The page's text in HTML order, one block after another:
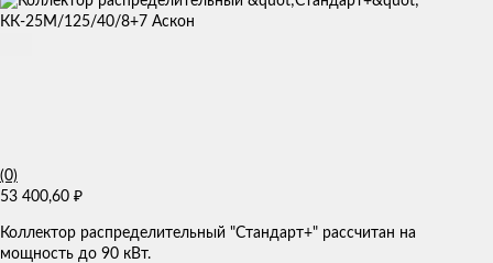
(0)
53 400,60 ₽
Коллектор распределительный "Стандарт+" рассчитан на
мощность до 90 кВт.